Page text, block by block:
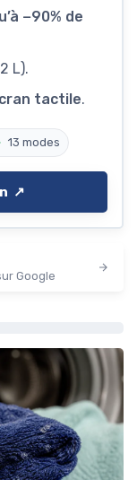
−90% de
L).
tactile.
13 modes
↗️
Google